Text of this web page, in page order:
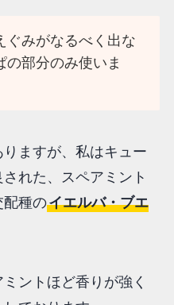
ぐみがなるべく出な
の部分のみ使いま
ますが、私はキュー
れた、スペアミント
配種のイエルバ・ブエ
ントほど香りが強く